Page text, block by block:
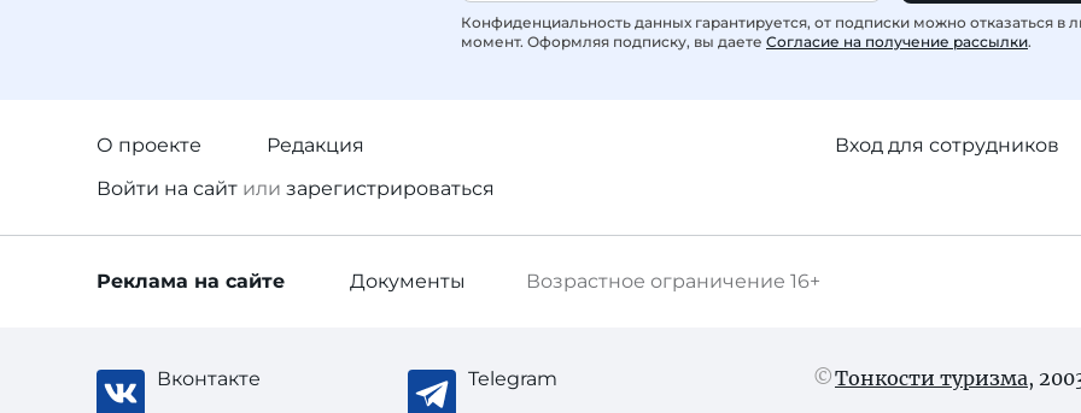
Конфиденциальность данных гарантируется, от подписки можно отказаться в
момент. Оформляя подписку, вы даете Согласие на получение рассылки.
О проекте
Редакция
Войти на сайт или зарегистрироваться
Вход для сотрудников
Возрастное ограничение 16+
Реклама на сайте Документы
Вконтакте Telegram Тонкости туризма,